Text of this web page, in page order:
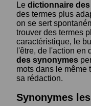
Le dictionnaire
des termes plus
on se sert
trouver des termes
caractéristique, le
l'être, de l'action en
des synonymes
mots dans le même
sa rédaction.
Synonymes